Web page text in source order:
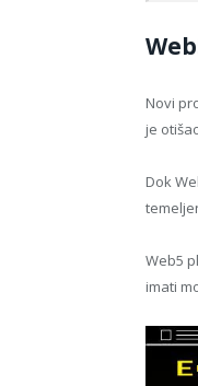
Novi
je
Dok
Web5
imati